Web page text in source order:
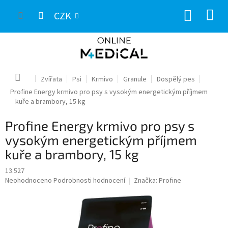
CZK
Domů Zvířata Psi Krmivo Granule
Dospělý pes
Profine Energy krmivo pro psy s vysokým energetickým příjmem
kuře a brambory, 15 kg
Profine Energy krmivo pro psy s
vysokým energetickým příjmem
kuře a brambory, 15 kg
13.527
Průměrné
Neohodnoceno Podrobnosti hodnocení Značka: Profine